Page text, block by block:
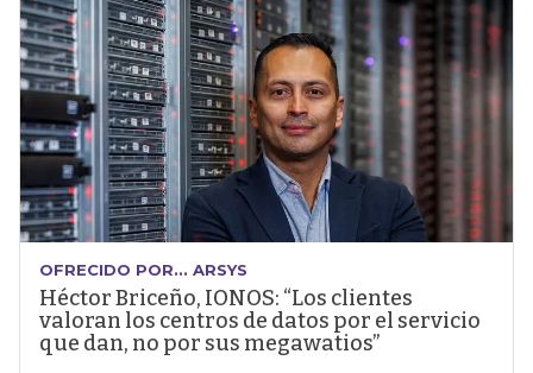
OFRECIDO POR... ARSYS
Héctor Briceño, IONOS: “Los clientes
valoran los centros de datos por el servicio
que dan, no por sus megawatios”